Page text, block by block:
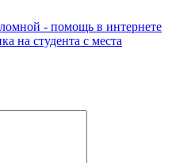
- помощь в интернете
на студента с места